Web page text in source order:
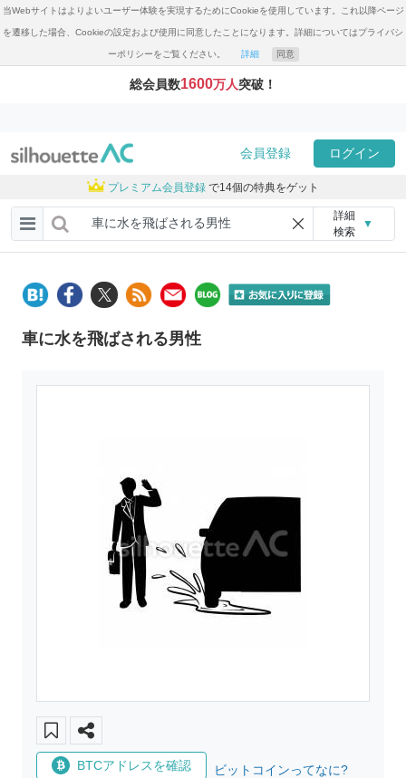
当Webサイトはよりよいユーザー体験を実現するためにCookieを使用しています。これ以降ページ
を遷移した場合、Cookieの設定および使用に同意したことになります。詳細についてはプライバシ
ーポリシーをご覧ください。 詳細 同意
総会員数1600万人突破！
会員登録 ログイン
プレミアム会員登録 で14個の特典をゲット
詳細
検索
▼
車に水を飛ばされる男性
BTCアドレスを確認 ビットコインってなに?